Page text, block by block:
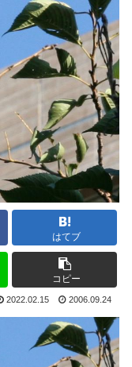
はてブ
コピー
2022.02.15 2006.09.24